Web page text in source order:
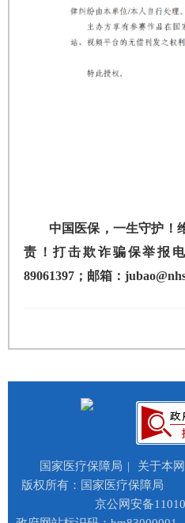
中国医保，一生守护！
责！打击欺诈骗保举报电
89061397；邮箱：
国家医疗保障局 | 关于本网
版权所有：国家医疗保障局
京公网安备